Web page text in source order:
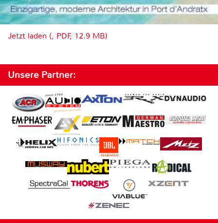
Jetzt laden (, PDF, 12.9 MB)
Unsere Partner: